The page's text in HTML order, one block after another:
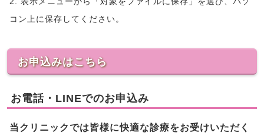
コン上に保存してください。
お申込みはこちら
お電話・LINEでのお申込み
当クリニックでは皆様に快適な診療をお受けいただく